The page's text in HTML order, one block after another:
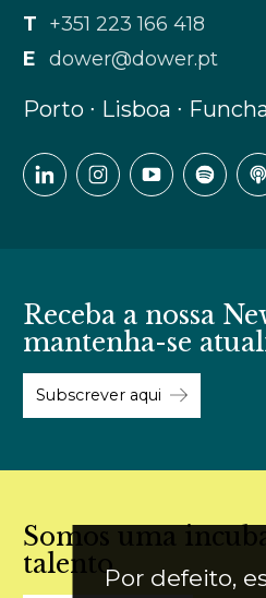
T +351 223 166 418
E
dower@dower.pt
Porto ∙ Lisboa ∙
Receba a nossa
mantenha-se
Subscrever aqui
Somos uma
talentoPor defeito,